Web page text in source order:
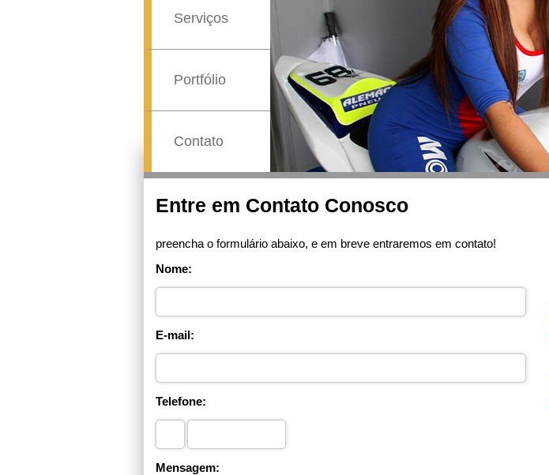
Serviços
Portfólio
Contato
Entre em Contato Conosco
preencha o formulário abaixo, e em breve entraremos em contato!
Nome:
E-mail:
Telefone:
Mensagem: